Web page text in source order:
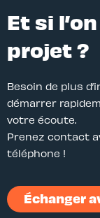
Et si
projet ?
Besoin de plus
démarrer
votre écoute.
Prenez contact
téléphone !
Échanger